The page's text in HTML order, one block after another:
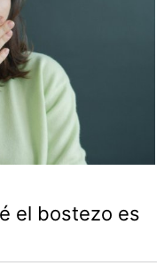
el bostezo es